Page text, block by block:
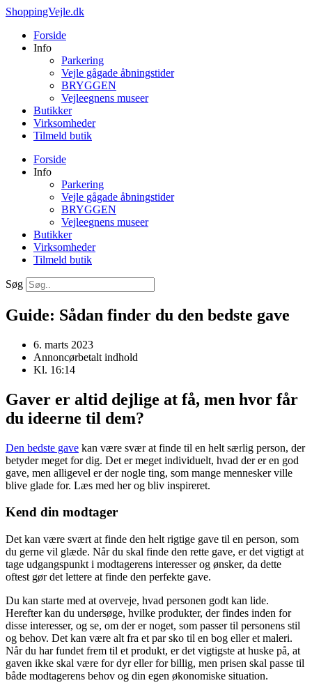
Videre
indhold
ShoppingVejle.dk
Forside
Info
Parkering
Vejle gågade åbningstider
BRYGGEN
Vejleegnens museer
Butikker
Virksomheder
Tilmeld butik
Forside
Info
Parkering
Vejle gågade åbningstider
BRYGGEN
Vejleegnens museer
Butikker
Virksomheder
Tilmeld butik
Søg
Guide: Sådan finder du den bedste gave
6. marts 2023
Annoncørbetalt indhold
Kl. 16:14
Gaver er altid dejlige at få, men hvor får
du ideerne til dem?
Den bedste gave kan være svær at finde til en helt særlig person, der
betyder meget for dig. Det er meget individuelt, hvad der er en god
gave, men alligevel er der nogle ting, som mange mennesker ville
blive glade for. Læs med her og bliv inspireret.
Kend din modtager
Det kan være svært at finde den helt rigtige gave til en person, som
du gerne vil glæde. Når du skal finde den rette gave, er det vigtigt at
tage udgangspunkt i modtagerens interesser og ønsker, da dette
oftest gør det lettere at finde den perfekte gave.
Du kan starte med at overveje, hvad personen godt kan lide.
Herefter kan du undersøge, hvilke produkter, der findes inden for
disse interesser, og se, om der er noget, som passer til personens stil
og behov. Det kan være alt fra et par sko til en bog eller et maleri.
Når du har fundet frem til et produkt, er det vigtigste at huske på, at
gaven ikke skal være for dyr eller for billig, men prisen skal passe til
både modtagerens behov og din egen økonomiske situation.